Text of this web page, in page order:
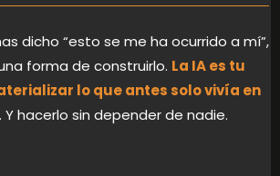
dicho “esto se me ha ocurrido a mí”,
forma de construirlo. La IA es tu
lo que antes solo vivía en
. Y hacerlo sin depender de nadie.